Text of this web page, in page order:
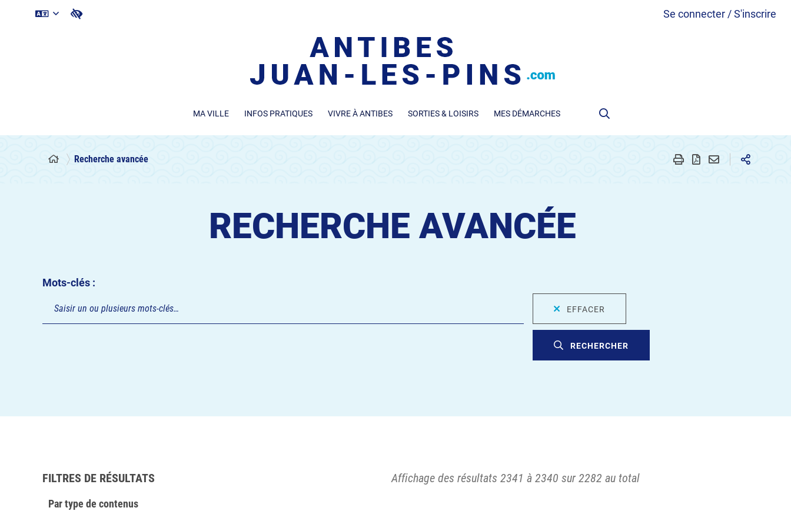
Se connecter / S'inscrire
MA VILLE INFOS PRATIQUES VIVRE À ANTIBES SORTIES & LOISIRS MES DÉMARCHES
Recherche avancée
RECHERCHE AVANCÉE
Mots-clés :
EFFACER
RECHERCHER
Affichage des résultats 2341 à 2340 sur 2282 au total
FILTRES DE RÉSULTATS
Par type de contenus